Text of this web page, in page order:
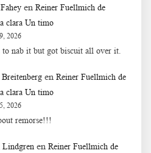
en Reiner Fuellmich de
clara Un timo
2026
nab it but got biscuit all over it.
en Reiner Fuellmich de
clara Un timo
2026
remorse!!!
Lindgren en Reiner Fuellmich de